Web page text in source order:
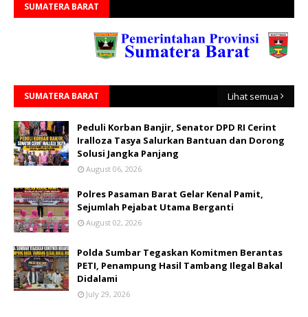
SUMATERA BARAT
SUMATERA BARAT Lihat semua
Peduli Korban Banjir, Senator DPD RI Cerint
Iralloza Tasya Salurkan Bantuan dan Dorong
Solusi Jangka Panjang
August 06, 2026
Polres Pasaman Barat Gelar Kenal Pamit,
Sejumlah Pejabat Utama Berganti
August 02, 2026
Polda Sumbar Tegaskan Komitmen Berantas
PETI, Penampung Hasil Tambang Ilegal Bakal
Didalami
July 29, 2026